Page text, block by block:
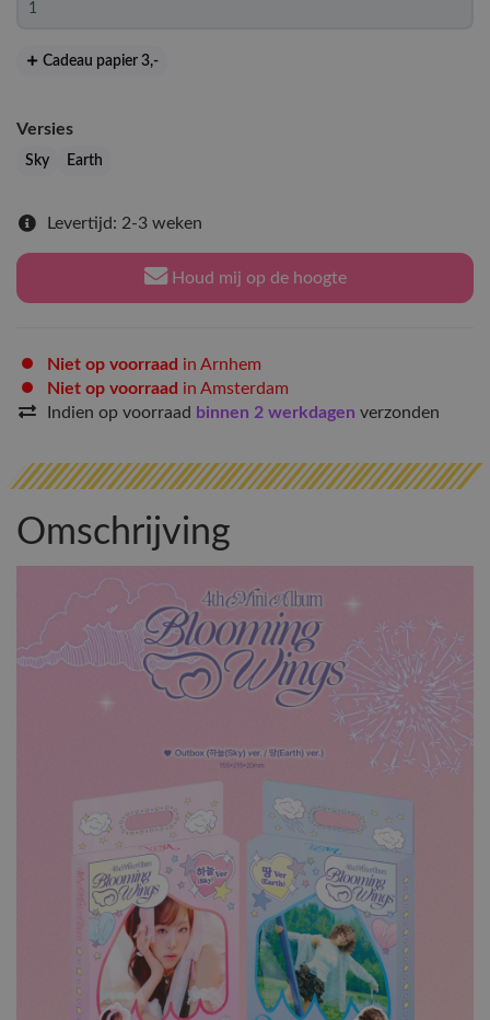
Cadeau papier 3,-
Versies
Sky Earth
Levertijd: 2-3 weken
Houd mij op de hoogte
Niet op voorraad in Arnhem
Niet op voorraad in Amsterdam
Indien op voorraad binnen 2 werkdagen verzonden
Omschrijving